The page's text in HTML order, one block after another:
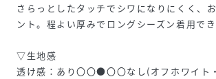
さらっとしたタッチでシワになりにくく、
ント。程よい厚みでロングシーズン着用でき
▽生地感
透け感：あり〇〇●〇〇なし(オフホワイト